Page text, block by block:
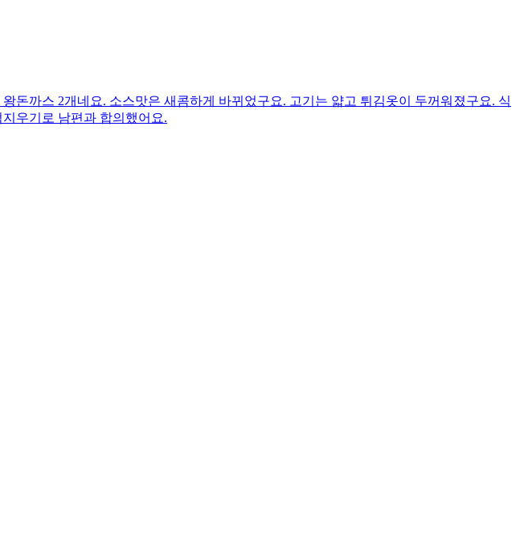
돈까스 2개네요. 소스맛은 새콤하게 바뀌었구요. 고기는 얇고 튀김옷이 두꺼워졌구요. 식
우기로 남편과 합의했어요.